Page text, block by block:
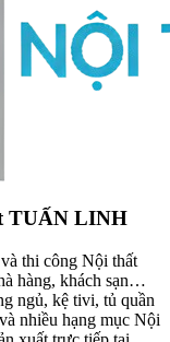
TUẤN LINH
thi công Nội thất
hàng, khách sạn…
ngủ, kệ tivi, tủ quần
nhiều hạng mục Nội